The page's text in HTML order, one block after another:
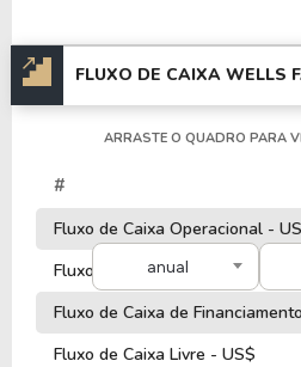
através do tickerWFC.
FLUXO DE CAIXA WELLS
anual
ARRASTE O QUADRO PARA
#
Fluxo de Caixa Operacional -
Fluxo de Caixa de
Fluxo de Caixa de
Fluxo de Caixa Livre - US$